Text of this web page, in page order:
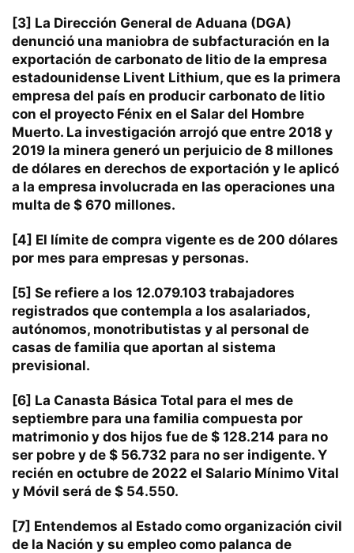
[3] La Dirección General de Aduana (DGA)
denunció una maniobra de subfacturación en la
exportación de carbonato de litio de la empresa
estadounidense Livent Lithium, que es la primera
empresa del país en producir carbonato de litio
con el proyecto Fénix en el Salar del Hombre
Muerto. La investigación arrojó que entre 2018 y
2019 la minera generó un perjuicio de 8 millones
de dólares en derechos de exportación y le aplicó
a la empresa involucrada en las operaciones una
multa de $ 670 millones.
[4] El límite de compra vigente es de 200 dólares
por mes para empresas y personas.
[5] Se refiere a los 12.079.103 trabajadores
registrados que contempla a los asalariados,
autónomos, monotributistas y al personal de
casas de familia que aportan al sistema
previsional.
[6] La Canasta Básica Total para el mes de
septiembre para una familia compuesta por
matrimonio y dos hijos fue de $ 128.214 para no
ser pobre y de $ 56.732 para no ser indigente. Y
recién en octubre de 2022 el Salario Mínimo Vital
y Móvil será de $ 54.550.
[7] Entendemos al Estado como organización civil
de la Nación y su empleo como palanca de